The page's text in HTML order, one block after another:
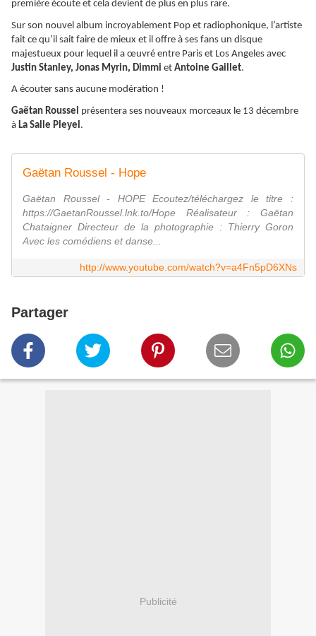
première écoute et cela devient de plus en plus rare.
Sur son nouvel album incroyablement Pop et radiophonique, l’artiste
fait ce qu’il sait faire de mieux et il offre à ses fans un disque
majestueux pour lequel il a œuvré entre Paris et Los Angeles avec
Justin Stanley, Jonas Myrin, Dimmi et Antoine Gaillet.
A écouter sans aucune modération !
Gaëtan Roussel présentera ses nouveaux morceaux le 13 décembre
à La Salle Pleyel.
Gaëtan Roussel - Hope
Gaëtan Roussel - HOPE Ecoutez/téléchargez le titre :
https://GaetanRoussel.lnk.to/Hope Réalisateur : Gaëtan
Chataigner Directeur de la photographie : Thierry Goron
Avec les comédiens et danse...
http://www.youtube.com/watch?v=a4Fn5pD6XNs
Partager
Publicité